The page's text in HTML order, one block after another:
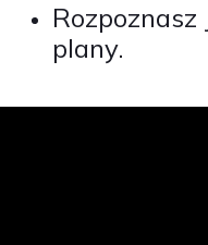
Rozpoznasz
plany.